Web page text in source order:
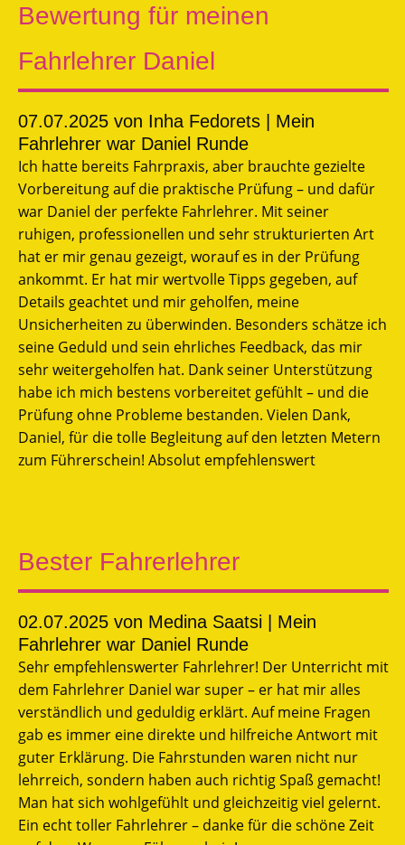
Bewertung für meinen
Fahrlehrer Daniel
07.07.2025 von Inha Fedorets | Mein
Fahrlehrer war Daniel Runde
Ich hatte bereits Fahrpraxis, aber brauchte gezielte
Vorbereitung auf die praktische Prüfung – und dafür
war Daniel der perfekte Fahrlehrer. Mit seiner
ruhigen, professionellen und sehr strukturierten Art
hat er mir genau gezeigt, worauf es in der Prüfung
ankommt. Er hat mir wertvolle Tipps gegeben, auf
Details geachtet und mir geholfen, meine
Unsicherheiten zu überwinden. Besonders schätze ich
seine Geduld und sein ehrliches Feedback, das mir
sehr weitergeholfen hat. Dank seiner Unterstützung
habe ich mich bestens vorbereitet gefühlt – und die
Prüfung ohne Probleme bestanden. Vielen Dank,
Daniel, für die tolle Begleitung auf den letzten Metern
zum Führerschein! Absolut empfehlenswert
Bester Fahrerlehrer
02.07.2025 von Medina Saatsi | Mein
Fahrlehrer war Daniel Runde
Sehr empfehlenswerter Fahrlehrer! Der Unterricht mit
dem Fahrlehrer Daniel war super – er hat mir alles
verständlich und geduldig erklärt. Auf meine Fragen
gab es immer eine direkte und hilfreiche Antwort mit
guter Erklärung. Die Fahrstunden waren nicht nur
lehrreich, sondern haben auch richtig Spaß gemacht!
Man hat sich wohlgefühlt und gleichzeitig viel gelernt.
Ein echt toller Fahrlehrer – danke für die schöne Zeit